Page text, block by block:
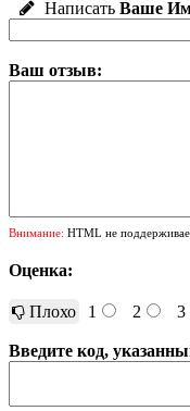
Написать Ваше
Ваш отзыв:
Внимание: HTML не
Оценка:
Плохо 1 2 3
Введите код,